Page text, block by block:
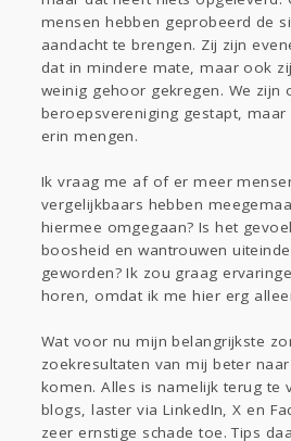
mensen hebben geprobeerd de
aandacht te brengen. Zij zijn
dat in mindere mate, maar ook
weinig gehoor gekregen. We zijn
beroepsvereniging gestapt, maar
erin mengen.
Ik vraag me af of er meer
vergelijkbaars hebben
hiermee omgegaan? Is het
boosheid en wantrouwen
geworden? Ik zou graag
horen, omdat ik me hier erg
Wat voor nu mijn belangrijkste
zoekresultaten van mij beter
komen. Alles is namelijk terug te
blogs, laster via LinkedIn, X en
zeer ernstige schade toe. Tips